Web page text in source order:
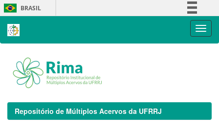
Skip
navigation
BRASIL
Repositório de Múltiplos Acervos da UFRRJ